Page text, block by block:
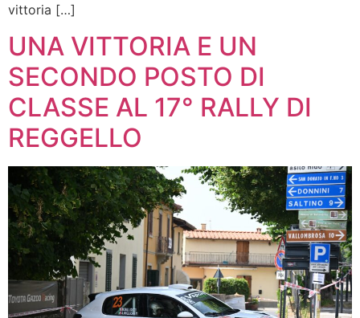
vittoria […]
UNA VITTORIA E UN
SECONDO POSTO DI
CLASSE AL 17° RALLY DI
REGGELLO